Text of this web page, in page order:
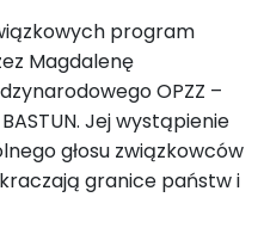
program
Magdalenę
OPZZ –
Jej wystąpienie
głosu związkowców
granice państw i